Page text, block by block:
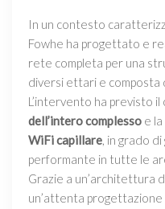
In un contesto
Fowhe ha progettato e
rete completa per una
diversi ettari e composta
L’intervento ha previsto il
dell’intero complesso e
WiFi capillare, in grado
performante in tutte le
Grazie a un’architettura
un’attenta